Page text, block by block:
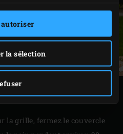
la sélection
la grille, fermez le couvercle